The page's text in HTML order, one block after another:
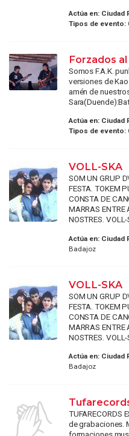
Actúa en: Ciudad
Tipos de evento:
Forzados
Somos F.A.K.
versiones de
amén de
Actúa en: Ciudad
Tipos de evento:
VOLL-SKA
SOM UN GRUP
FESTA. TOKEM
CONSTA DE
MARRAS ENTRE
NOSTRES. VOLL-
Actúa en: Ciudad
Badajoz
VOLL-SKA
SOM UN GRUP
FESTA. TOKEM
CONSTA DE
MARRAS ENTRE
NOSTRES. VOLL-
Actúa en: Ciudad
Badajoz
TUFARECORDS
de grabaciones.